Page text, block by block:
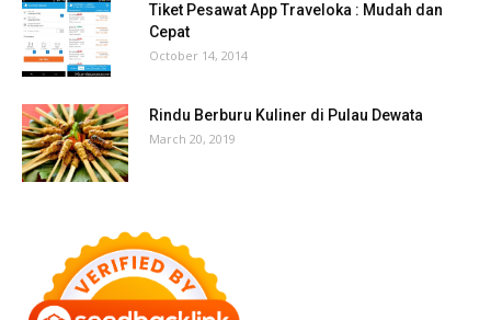
Tiket Pesawat App Traveloka : Mudah dan
Cepat
October 14, 2014
Rindu Berburu Kuliner di Pulau Dewata
March 20, 2019